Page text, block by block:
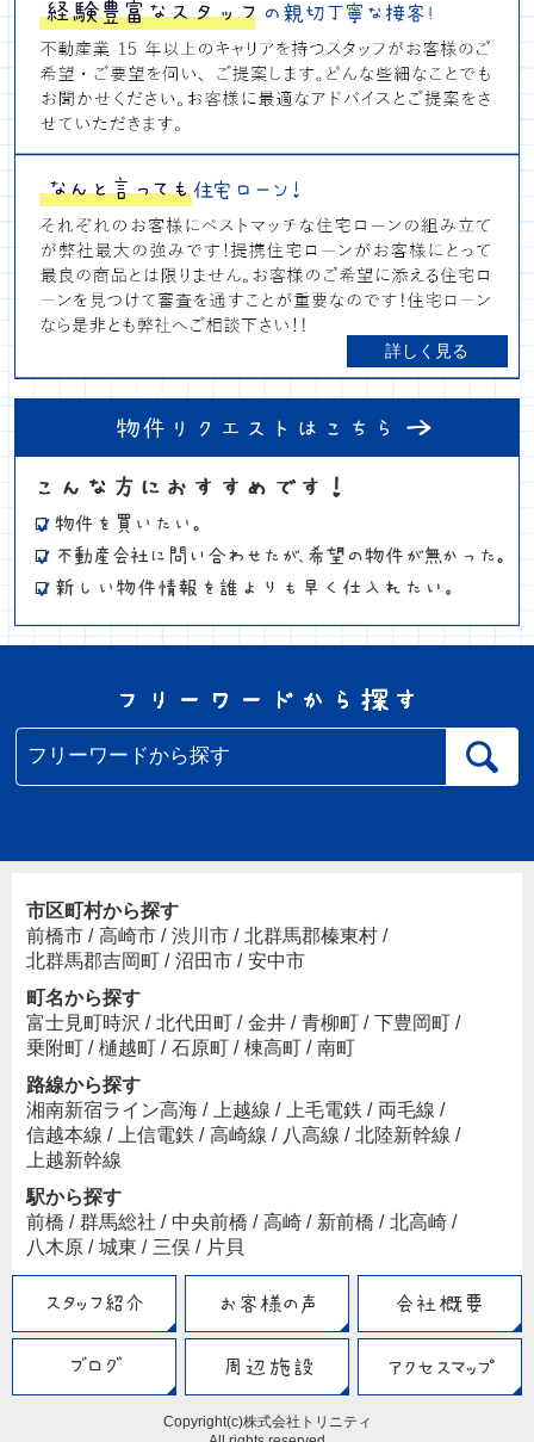
詳しく見る
市区町村から探す
前橋市 / 高崎市 / 渋川市 / 北群馬郡榛東村 /
北群馬郡吉岡町 / 沼田市 / 安中市
町名から探す
富士見町時沢 / 北代田町 / 金井 / 青柳町 / 下豊岡町 /
乗附町 / 樋越町 / 石原町 / 棟高町 / 南町
路線から探す
湘南新宿ライン高海 / 上越線 / 上毛電鉄 / 両毛線 /
信越本線 / 上信電鉄 / 高崎線 / 八高線 / 北陸新幹線 /
上越新幹線
駅から探す
前橋 / 群馬総社 / 中央前橋 / 高崎 / 新前橋 / 北高崎 /
八木原 / 城東 / 三俣 / 片貝
Copyright(c)株式会社トリニティ